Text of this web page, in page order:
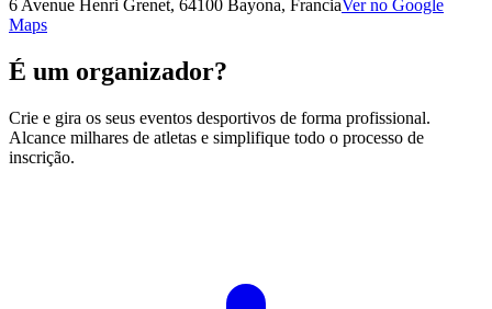
6 Avenue Henri Grenet, 64100 Bayona, FranciaVer no Google
Maps
É um organizador?
Crie e gira os seus eventos desportivos de forma profissional.
Alcance milhares de atletas e simplifique todo o processo de
inscrição.